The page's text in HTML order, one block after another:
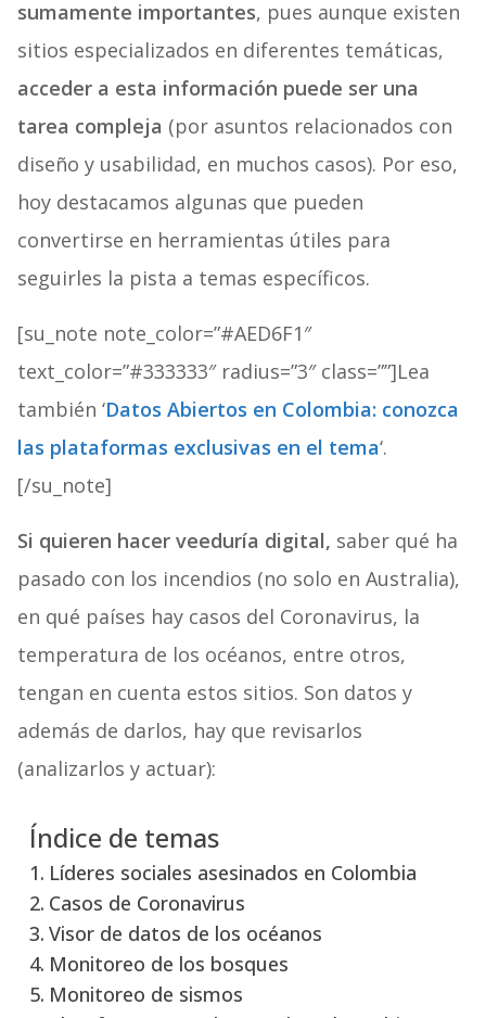
sumamente importantes, pues aunque existen
sitios especializados en diferentes temáticas,
acceder a esta información puede ser una
tarea compleja (por asuntos relacionados con
diseño y usabilidad, en muchos casos). Por eso,
hoy destacamos algunas que pueden
convertirse en herramientas útiles para
seguirles la pista a temas específicos.
[su_note note_color=”#AED6F1″
text_color=”#333333″ radius=”3″ class=””]Lea
también ‘Datos Abiertos en Colombia: conozca
las plataformas exclusivas en el tema‘.
[/su_note]
Si quieren hacer veeduría digital, saber qué ha
pasado con los incendios (no solo en Australia),
en qué países hay casos del Coronavirus, la
temperatura de los océanos, entre otros,
tengan en cuenta estos sitios. Son datos y
además de darlos, hay que revisarlos
(analizarlos y actuar):
Índice de temas
Líderes sociales asesinados en Colombia
Casos de Coronavirus
Visor de datos de los océanos
Monitoreo de los bosques
Monitoreo de sismos